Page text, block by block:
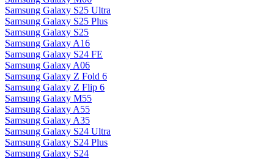
Samsung Galaxy S25 Ultra
Samsung Galaxy S25 Plus
Samsung Galaxy S25
Samsung Galaxy A16
Samsung Galaxy S24 FE
Samsung Galaxy A06
Samsung Galaxy Z Fold 6
Samsung Galaxy Z Flip 6
Samsung Galaxy M55
Samsung Galaxy A55
Samsung Galaxy A35
Samsung Galaxy S24 Ultra
Samsung Galaxy S24 Plus
Samsung Galaxy S24